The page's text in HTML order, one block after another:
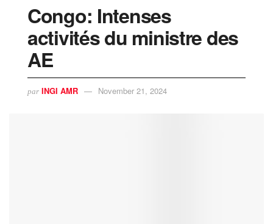
Congo: Intenses
activités du ministre des
AE
par INGI AMR November 21, 2024